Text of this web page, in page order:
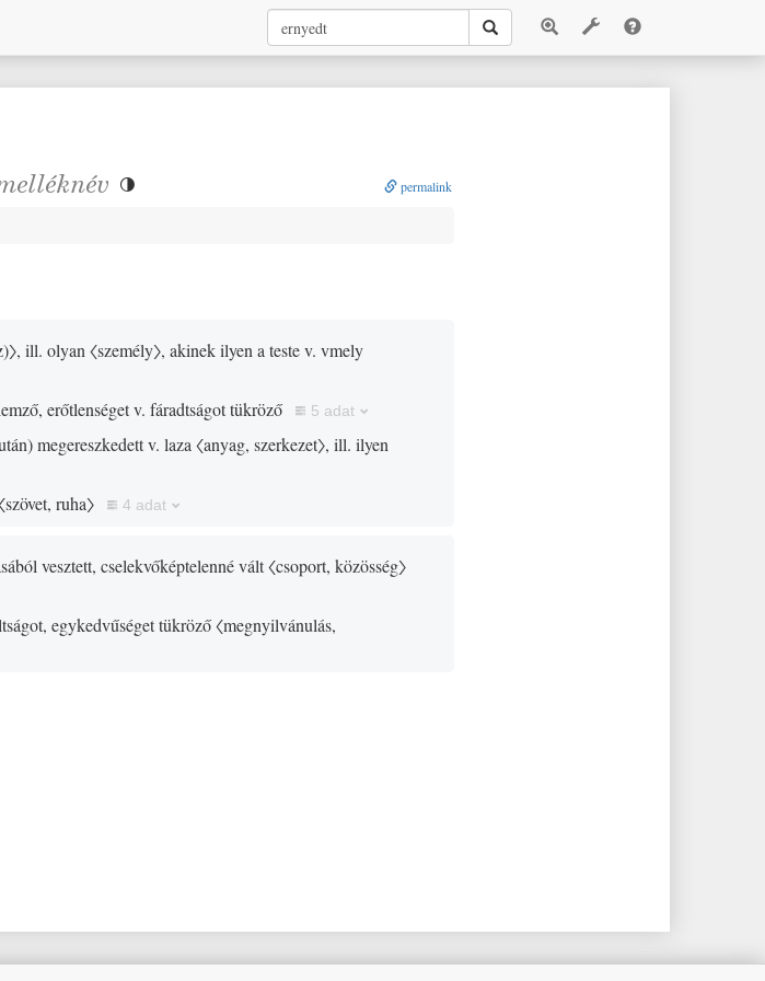
 permalink
)〉, ill. olyan〈személy〉, akinek ilyen a teste v. vmely
erőtlenséget v. fáradtságot tükröző 5 adat
)megereszkedett v. laza〈anyag, szerkezet〉, ill. ilyen
ruha〉 4 adat
vesztett, cselekvőképtelenné vált〈csoport, közösség〉
egykedvűséget tükröző〈megnyilvánulás,